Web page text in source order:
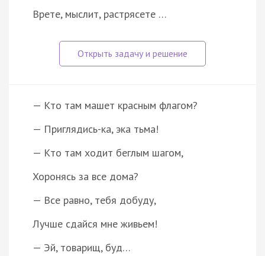
Врете, мыслит, растрясете …
— Кто там машет красным флагом?
— Приглядись-ка, эка тьма!
— Кто там ходит беглым шагом,
Хоронясь за все дома?
— Все равно, тебя добуду,
Лучше сдайся мне живьем!
— Эй, товарищ, буд…